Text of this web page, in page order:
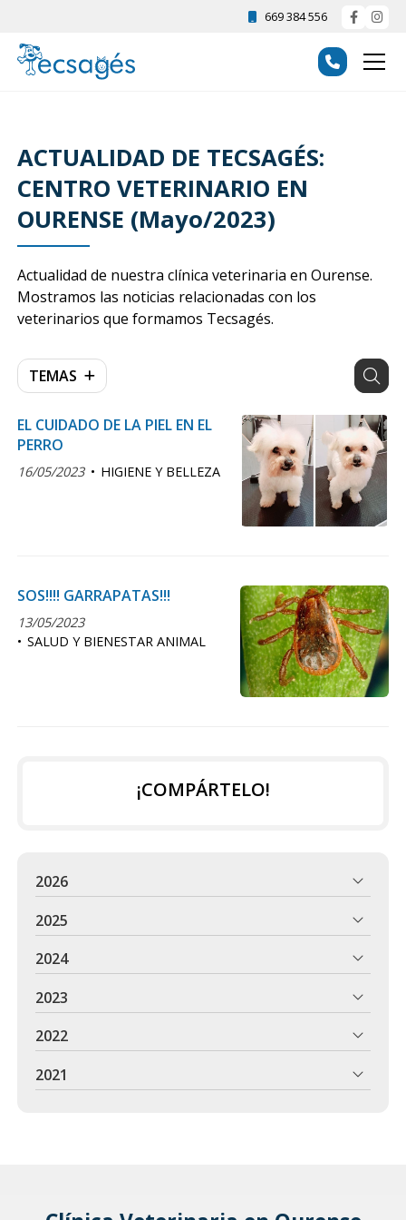
669 384 556
ACTUALIDAD DE TECSAGÉS:
CENTRO VETERINARIO EN
OURENSE (Mayo/2023)
Actualidad de nuestra clínica veterinaria en Ourense.
Mostramos las noticias relacionadas con los
veterinarios que formamos Tecsagés.
TEMAS
EL CUIDADO DE LA PIEL EN EL
PERRO
16/05/2023 HIGIENE Y BELLEZA
SOS!!!! GARRAPATAS!!!
13/05/2023
SALUD Y BIENESTAR ANIMAL
¡COMPÁRTELO!
2026
2025
2024
2023
2022
2021